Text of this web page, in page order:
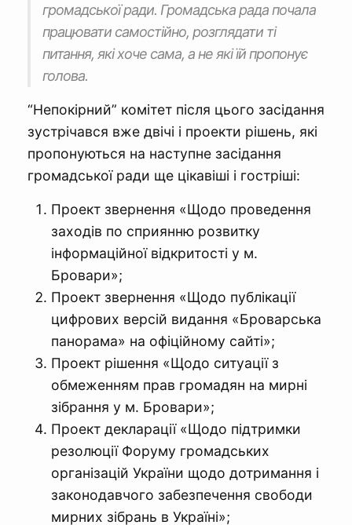
громадської ради. Громадська рада почала
працювати самостійно, розглядати ті
питання, які хоче сама, а не які їй пропонує
голова.
“Непокірний” комітет після цього засідання
зустрічався вже двічі і проекти рішень, які
пропонуються на наступне засідання
громадської ради ще цікавіші і гостріші:
Проект звернення «Щодо проведення
заходів по сприянню розвитку
інформаційної відкритості у м.
Бровари»;
Проект звернення «Щодо публікації
цифрових версій видання «Броварська
панорама» на офіційному сайті»;
Проект рішення «Щодо ситуації з
обмеженням прав громадян на мирні
зібрання у м. Бровари»;
Проект декларації «Щодо підтримки
резолюції Форуму громадських
організацій України щодо дотримання і
законодавчого забезпечення свободи
мирних зібрань в Україні»;